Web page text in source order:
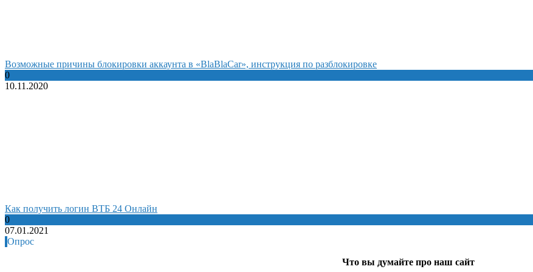
Возможные причины блокировки аккаунта в «BlaBlaCar», инструкция по разблокировке
0
10.11.2020
Как получить логин ВТБ 24 Онлайн
0
07.01.2021
Опрос
Что вы думайте про наш сайт